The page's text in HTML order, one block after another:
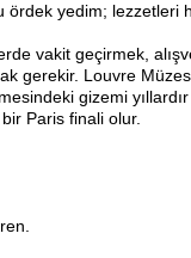
ördek yedim; lezzetleri
vakit geçirmek,
gerekir. Louvre
gizemi
Paris finali olur.